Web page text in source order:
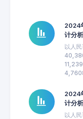
2024
计分析
以人
2024
计分析
以人